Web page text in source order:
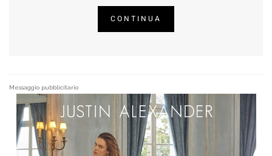
CONTINUA
Messaggio pubblicitario